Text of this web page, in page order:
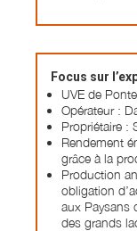
Focus sur
UVE de
Opérateur :
Propriétaire :
Rendement
grâce à la
Production
obligation
aux Paysans
des grands